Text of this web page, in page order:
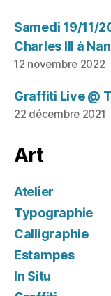
Samedi 19/11/
Charles III à
12 novembre 2022
Graffiti Live @
22 décembre 2021
Art
Atelier
Typographie
Calligraphie
Estampes
In Situ